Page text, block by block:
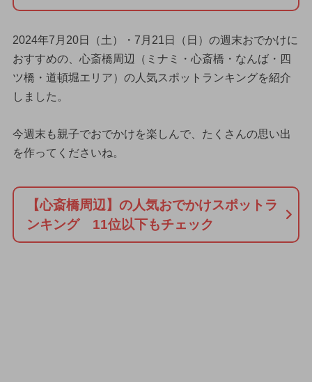
2024年7月20日（土）・7月21日（日）の週末おでかけに
おすすめの、心斎橋周辺（ミナミ・心斎橋・なんば・四
ツ橋・道頓堀エリア）の人気スポットランキングを紹介
しました。
今週末も親子でおでかけを楽しんで、たくさんの思い出
を作ってくださいね。
【心斎橋周辺】の人気おでかけスポットラ
ンキング 11位以下もチェック